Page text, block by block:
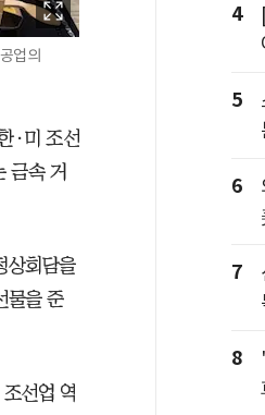
업의
·미 조선
금속 거
상회담을
물을 준
선업 역
4
5
6
7
8